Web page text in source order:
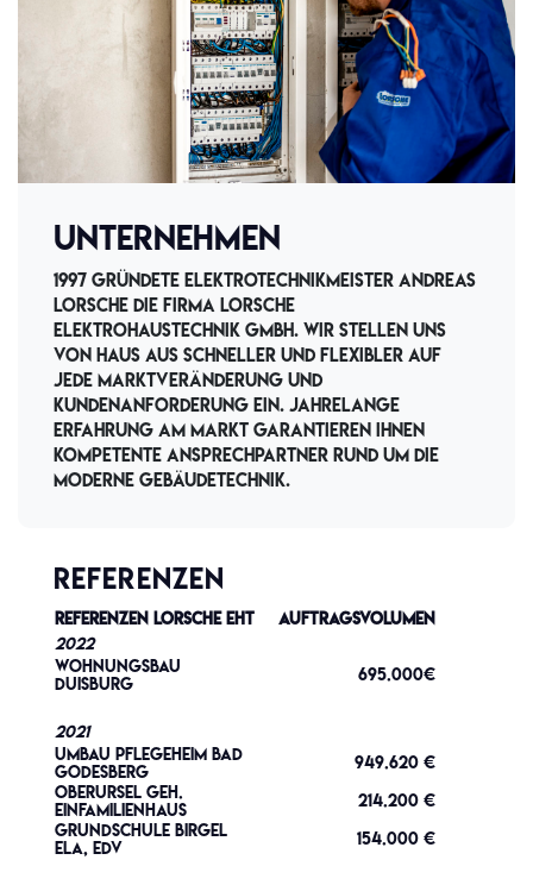
Unternehmen
1997 gründete Elektrotechnikmeister Andreas
Lorsche die Firma Lorsche
Elektrohaustechnik GmbH. Wir stellen uns
von Haus aus schneller und flexibler auf
jede Marktveränderung und
Kundenanforderung ein. Jahrelange
Erfahrung am Markt garantieren Ihnen
kompetente Ansprechpartner rund um die
moderne Gebäudetechnik.
REFERENZEN
Referenzen Lorsche EHT
Auftragsvolumen
2022
Wohnungsbau
Duisburg
695.000€
2021
Umbau Pflegeheim Bad
Godesberg
949.620 €
Oberursel geh.
Einfamilienhaus
214.200 €
Grundschule Birgel
ELA, EDV
154.000 €